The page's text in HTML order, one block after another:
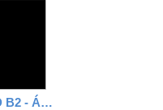
María Ruiz Montes CDD B2 - Área 3